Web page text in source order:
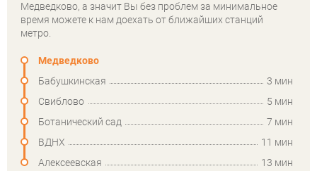
Медведково, а значит Вы без проблем за минимальное
время можете к нам доехать от ближайших станций
метро.
Медведково
Бабушкинская
3 мин
Свиблово
5 мин
Ботанический сад
7 мин
ВДНХ
11 мин
Алексеевская
13 мин